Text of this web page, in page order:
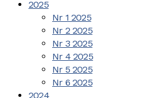
2025
Nr 1 2025
Nr 2 2025
Nr 3 2025
Nr 4 2025
Nr 5 2025
Nr 6 2025
2024